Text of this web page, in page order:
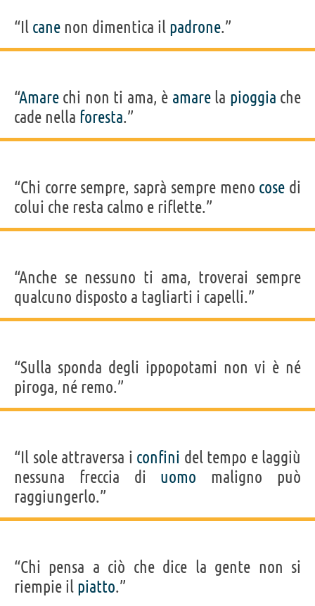
“Il cane non dimentica il padrone.”
“Amare chi non ti ama, è amarela pioggia che
cade nella foresta.”
“Chi corre sempre, saprà sempre meno cose di
colui che resta calmo e riflette.”
“Anche se nessuno ti ama, troverai sempre
qualcuno disposto a tagliarti i capelli.”
“Sulla sponda degli ippopotami non vi è né
piroga, né remo.”
“Il sole attraversa i confini del tempo e laggiù
nessuna freccia di uomo maligno può
raggiungerlo.”
“Chi pensa a ciò che dice la gente non si
riempie il piatto.”